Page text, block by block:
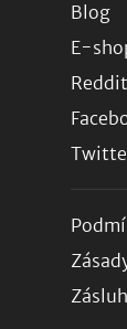
Blog
E-
Reddit